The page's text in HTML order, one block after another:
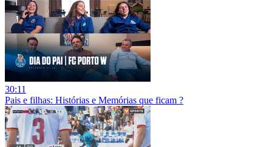
30:11
Pais e filhas: Histórias e Memórias que ficam ?